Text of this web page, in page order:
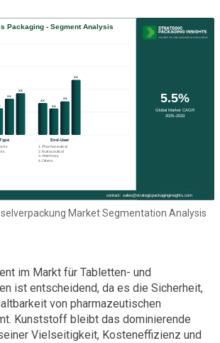
Market Segmentation Analysis
im Markt für Tabletten- und
ist entscheidend, da es die Sicherheit,
von pharmazeutischen
Kunststoff bleibt das dominierende
Vielseitigkeit, Kosteneffizienz und